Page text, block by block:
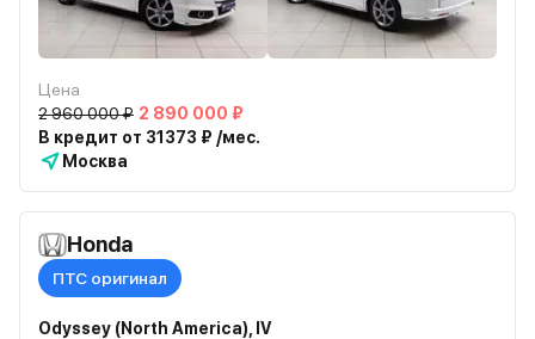
Цена
2 960 000 ₽ 2 890 000 ₽
В кредит от 31373 ₽ /мес.
Москва
Honda
ПТС оригинал
Odyssey (North America), IV